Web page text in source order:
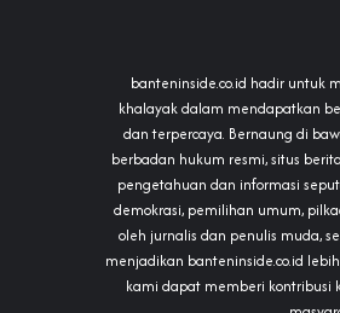
banteninside.co.id hadir untuk
khalayak dalam mendapatkan
dan terpercaya. Bernaung di
berbadan hukum resmi, situs
pengetahuan dan informasi
demokrasi, pemilihan umum,
oleh jurnalis dan penulis muda,
menjadikan banteninside.co.id
kami dapat memberi kontribusi